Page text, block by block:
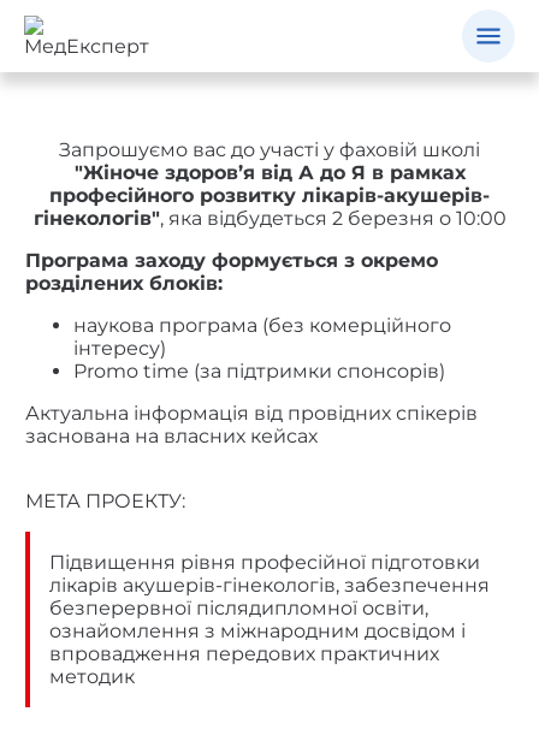
Запрошуємо вас до участі у фаховій школі
"Жіноче здоров’я від А до Я в рамках
професійного розвитку лікарів-акушерів-
гінекологів", яка відбудеться 2 березня о 10:00
Програма заходу формується з окремо
розділених блоків:
наукова програма (без комерційного
інтересу)
Promo time (за підтримки спонсорів)
Актуальна інформація від провідних спікерів
заснована на власних кейсах
МЕТА ПРОЕКТУ:
Підвищення рівня професійної підготовки
лікарів акушерів-гінекологів, забезпечення
безперервної післядипломної освіти,
ознайомлення з міжнародним досвідом і
впровадження передових практичних
методик